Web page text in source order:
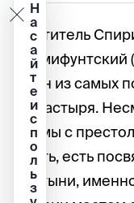
Святитель
один из самых
монастыря.
храмы с
честь, есть
святыни,
Н
а
с
а
й
т
е
и
с
п
о
л
ь
з